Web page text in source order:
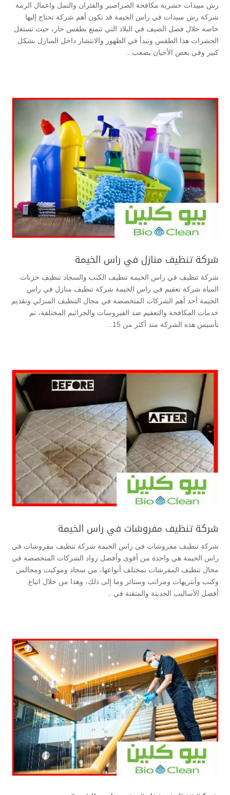
رش مبيدات حشرية مكافحة الصراصير والفئران والنمل واعمال الرمة
شركة رش مبيدات في راس الخيمة قد تكون أهم شركة تحتاج إليها
خاصة خلال فصل الصيف في البلاد التي تتمتع بطقس حار، حيث تستغل
الحشرات هذا الطقس وتبدأ في الظهور والانتشار داخل المنازل بشكل
كبير وفي بعض الأحيان يصعب...
شركة تنظيف منازل في راس الخيمة
شركة تنظيف في راس الخيمة تنظيف الكنب والسجاد تنظيف خزنات
المياة شركة تعقيم في راس الخيمة شركة تنظيف منازل في راس
الخيمة أحد أهم الشركات المتخصصة في مجال التنظيف المنزلي وتقديم
خدمات المكافحة والتعقيم ضد الفيروسات والجراثيم المختلفة، تم
تأسيس هذه الشركة منذ أكثر من 15...
شركة تنظيف مفروشات في راس الخيمة
شركة تنظيف مفروشات في راس الخيمة شركة تنظيف مفروشات في
راس الخيمة هي واحدة من أقوى وأفضل رواد الشركات المتخصصة في
مجال تنظيف المفرشات بمختلف أنواعها، من سجاد وموكيت ومجالس
وكنب وأنتريهات ومراتب وستائر وما إلى ذلك، وهذا من خلال اتباع
أفضل الأساليب الحديثة والمتقنة في...